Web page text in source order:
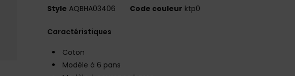
Style AQBHA03406 Code couleur ktp0
Caractéristiques
Coton
Modèle à 6 pans